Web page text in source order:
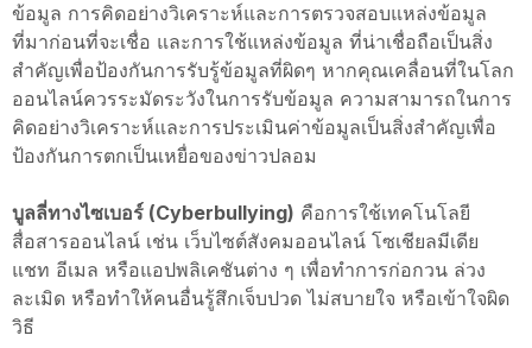
ข้อมูล การคิดอย่างวิเคราะห์และการตรวจสอบแหล่งข้อมูล
ที่มาก่อนที่จะเชื่อ และการใช้แหล่งข้อมูล ที่น่าเชื่อถือเป็นสิ่ง
สำคัญเพื่อป้องกันการรับรู้ข้อมูลที่ผิดๆ หากคุณเคลื่อนที่ในโลก
ออนไลน์ควรระมัดระวังในการรับข้อมูล ความสามารถในการ
คิดอย่างวิเคราะห์และการประเมินค่าข้อมูลเป็นสิ่งสำคัญเพื่อ
ป้องกันการตกเป็นเหยื่อของข่าวปลอม
บูลลี่ทางไซเบอร์ (Cyberbullying) คือการใช้เทคโนโลยี
สื่อสารออนไลน์ เช่น เว็บไซต์สังคมออนไลน์ โซเชียลมีเดีย
แชท อีเมล หรือแอปพลิเคชันต่าง ๆ เพื่อทำการก่อกวน ล่วง
ละเมิด หรือทำให้คนอื่นรู้สึกเจ็บปวด ไม่สบายใจ หรือเข้าใจผิด
วิธี